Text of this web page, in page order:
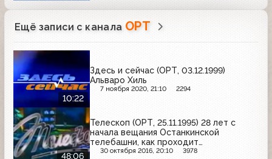
Ещё записи с канала ОРТ
10:22
Здесь и сейчас (ОРТ, 03.12.1999)
Альваро Хиль
7 ноября 2020, 21:10 2294
48:06
Телескоп (ОРТ, 25.11.1995) 28 лет с
начала вещания Останкинской
телебашни, как проходит
предвыборная компания на
30 октября 2016, 20:10 3978